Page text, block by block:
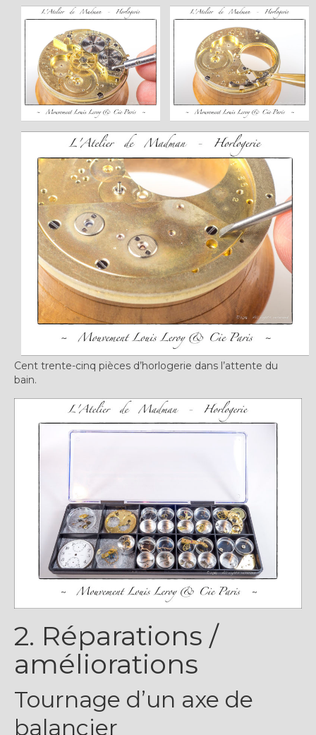
Cent trente-cinq pièces d’horlogerie dans l’attente du
bain.
2. Réparations /
améliorations
Tournage d’un axe de
balancier